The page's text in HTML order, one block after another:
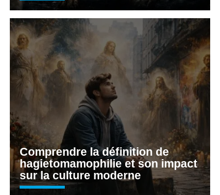
Comprendre la définition de
hagietomamophilie et son impact
sur la culture moderne